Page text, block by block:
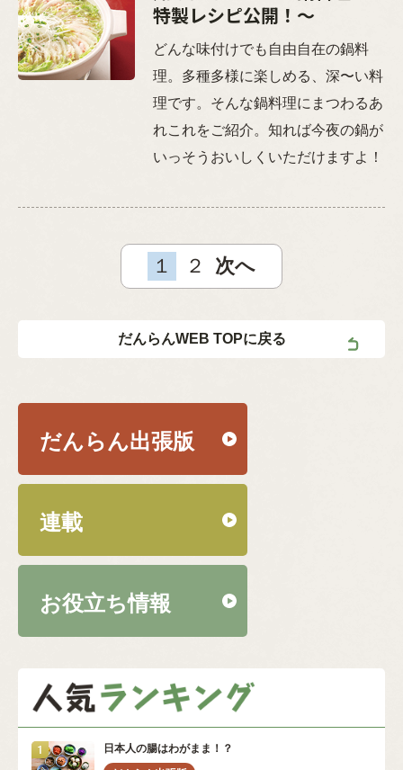
特製レシピ公開！～
どんな味付けでも自由自在の鍋料
理。多種多様に楽しめる、深〜い料
理です。そんな鍋料理にまつわるあ
れこれをご紹介。知れば今夜の鍋が
いっそうおいしくいただけますよ！
１ ２ 次へ
だんらんWEB TOPに戻る
だんらん出張版
連載
お役立ち情報
日本人の腸はわがまま！？